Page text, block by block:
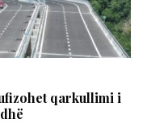
qarkullimi i